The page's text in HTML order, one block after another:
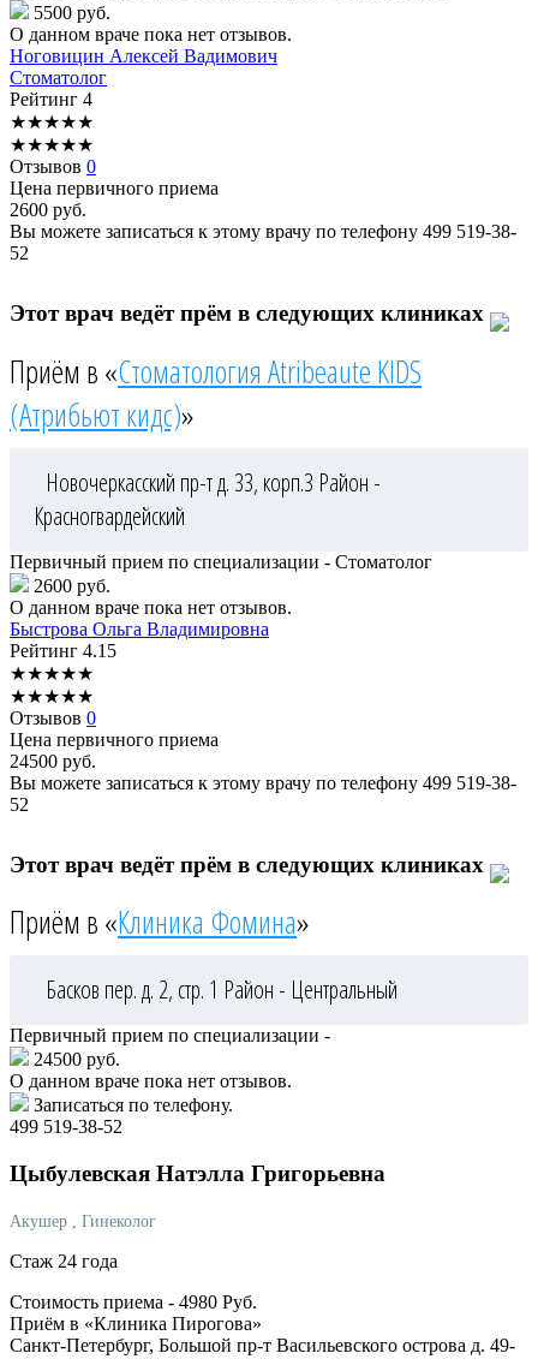
5500 руб.
О данном враче пока нет отзывов.
Ноговицин Алексей Вадимович
Стоматолог
Рейтинг 4
★★★★★
★★★★★
Отзывов 0
Цена первичного приема
2600 руб.
Вы можете записаться к этому врачу по телефону 499 519-38-
52
Этот врач ведёт прём в следующих клиниках
Приём в «Стоматология Atribeaute KIDS
(Атрибьют кидс)»
Новочеркасский пр-т д. 33, корп.3 Район -
Красногвардейский
Первичный прием по специализации - Стоматолог
2600 руб.
О данном враче пока нет отзывов.
Быстрова Ольга Владимировна
Рейтинг 4.15
★★★★★
★★★★★
Отзывов 0
Цена первичного приема
24500 руб.
Вы можете записаться к этому врачу по телефону 499 519-38-
52
Этот врач ведёт прём в следующих клиниках
Приём в «Клиника Фомина»
Басков пер. д. 2, стр. 1 Район - Центральный
Первичный прием по специализации -
24500 руб.
О данном враче пока нет отзывов.
Записаться по телефону.
499 519-38-52
Цыбулевская Натэлла Григорьевна
Акушер , Гинеколог
Стаж 24 года
Стоимость приема - 4980 Руб.
Приём в «Клиника Пирогова»
Санкт-Петербург, Большой пр-т Васильевского острова д. 49-